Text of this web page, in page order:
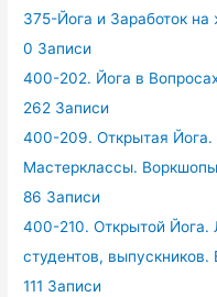
375-Йога и Заработок
0 Записи
400-202. Йога в
262 Записи
400-209. Открытая Йога.
Мастерклассы.
86 Записи
400-210. Открытой Йога.
студентов, выпускников.
111 Записи